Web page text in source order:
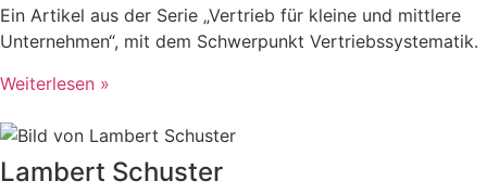
Ein Artikel aus der Serie „Vertrieb für kleine und mittlere
Unternehmen“, mit dem Schwerpunkt Vertriebssystematik.
Weiterlesen »
Lambert Schuster